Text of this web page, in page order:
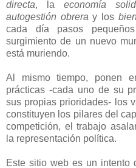
directa, la economía
autogestión obrera y los
cada día pasos
surgimiento de un nuevo
está muriendo.
Al mismo tiempo, ponen
prácticas -cada uno de su
sus propias prioridades- los
constituyen los pilares del
competición, el trabajo
la representación política.
Este sitio web es un intento